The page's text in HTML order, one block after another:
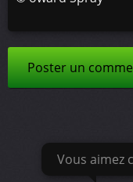
Poster un
Vous aimez